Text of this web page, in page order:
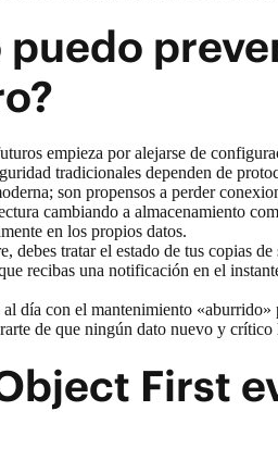
puedo
empieza por alejarse de
tradicionales dependen de
son propensos a perder
cambiando a almacenamiento
en los propios datos.
debes tratar el estado de tus copias
recibas una notificación en el
día con el mantenimiento
de que ningún dato nuevo y
First